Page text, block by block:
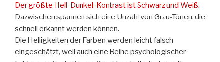
Der größte Hell-Dunkel-Kontrast ist Schwarz und Weiß.
Dazwischen spannen sich eine Unzahl von Grau-Tönen, die
schnell erkannt werden können.
Die Helligkeiten der Farben werden leicht falsch
eingeschätzt, weil auch eine Reihe psychologischer